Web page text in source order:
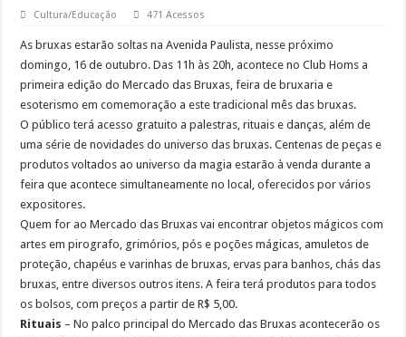
Cultura/Educação 471 Acessos
As bruxas estarão soltas na Avenida Paulista, nesse próximo
domingo, 16 de outubro. Das 11h às 20h, acontece no Club Homs a
primeira edição do Mercado das Bruxas, feira de bruxaria e
esoterismo em comemoração a este tradicional mês das bruxas.
O público terá acesso gratuito a palestras, rituais e danças, além de
uma série de novidades do universo das bruxas. Centenas de peças e
produtos voltados ao universo da magia estarão à venda durante a
feira que acontece simultaneamente no local, oferecidos por vários
expositores.
Quem for ao Mercado das Bruxas vai encontrar objetos mágicos com
artes em pirografo, grimórios, pós e poções mágicas, amuletos de
proteção, chapéus e varinhas de bruxas, ervas para banhos, chás das
bruxas, entre diversos outros itens. A feira terá produtos para todos
os bolsos, com preços a partir de R$ 5,00.
Rituais – No palco principal do Mercado das Bruxas acontecerão os